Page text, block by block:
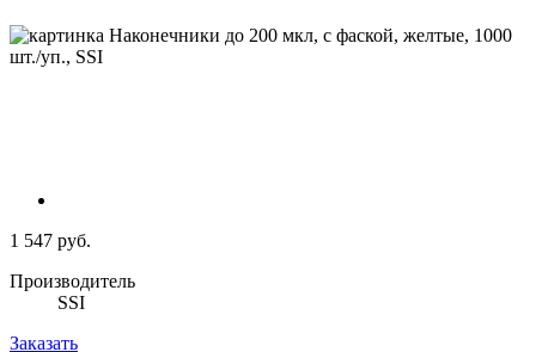
1 547 руб.
Производитель
SSI
Заказать